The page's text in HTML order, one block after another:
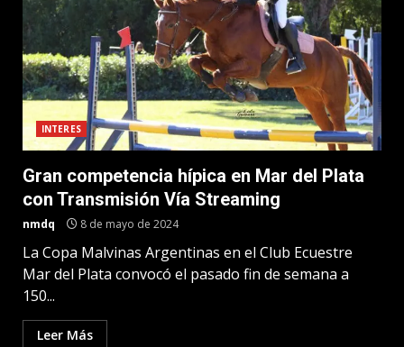
INTERES
Gran competencia hípica en Mar del Plata
con Transmisión Vía Streaming
nmdq 8 de mayo de 2024
La Copa Malvinas Argentinas en el Club Ecuestre
Mar del Plata convocó el pasado fin de semana a
150...
Leer Más